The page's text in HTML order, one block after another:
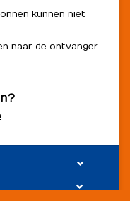
kunnen niet
naar de ontvanger